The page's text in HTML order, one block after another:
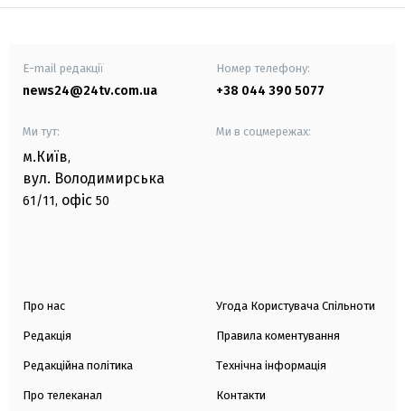
E-mail редакції
news24@24tv.com.ua
Номер телефону:
+38 044 390 5077
Ми тут:
м.Київ,
вул. Володимирська
61/11, офіс 50
Ми в соцмережах:
Про нас
Редакція
Редакційна політика
Про телеканал
Угода Користувача Спільноти
Правила коментування
Технічна інформація
Контакти